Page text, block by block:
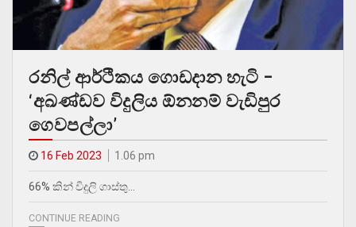
රනිල් ආර්ථිකය ගොඩදාන හැටි –
‘අඛණ්ඩව විදුලිය ඕනනම් වැඩිපුර
ගෙවපල්ලා’
16 Feb 2023 1.06 pm
66% කින් විදුලි ගාස්තු…
CONTINUE READING